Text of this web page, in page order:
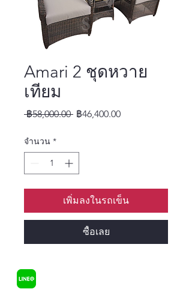
Amari 2 ชุดหวาย
เทียม
฿58,000.00 ราคาปกติ
฿46,400.00ราคาขายลด
จำนวน *
เพิ่มลงในรถเข็น
ซื้อเลย